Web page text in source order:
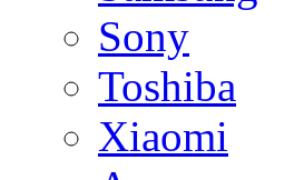
Sony
Toshiba
Xiaomi